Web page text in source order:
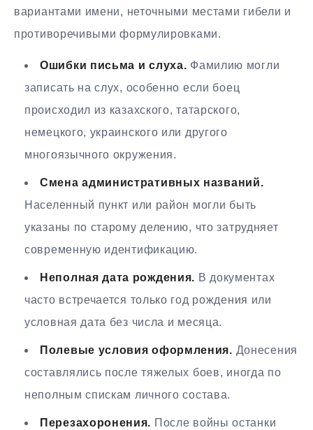
вариантами имени, неточными местами гибели и
противоречивыми формулировками.
Ошибки письма и слуха. Фамилию могли
записать на слух, особенно если боец
происходил из казахского, татарского,
немецкого, украинского или другого
многоязычного окружения.
Смена административных названий.
Населенный пункт или район могли быть
указаны по старому делению, что затрудняет
современную идентификацию.
Неполная дата рождения. В документах
часто встречается только год рождения или
условная дата без числа и месяца.
Полевые условия оформления. Донесения
составлялись после тяжелых боев, иногда по
неполным спискам личного состава.
Перезахоронения. После войны останки